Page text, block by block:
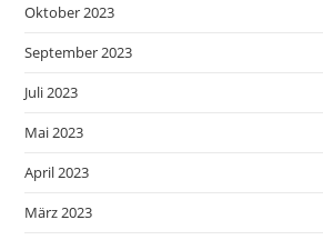
Oktober 2023
September 2023
Juli 2023
Mai 2023
April 2023
März 2023